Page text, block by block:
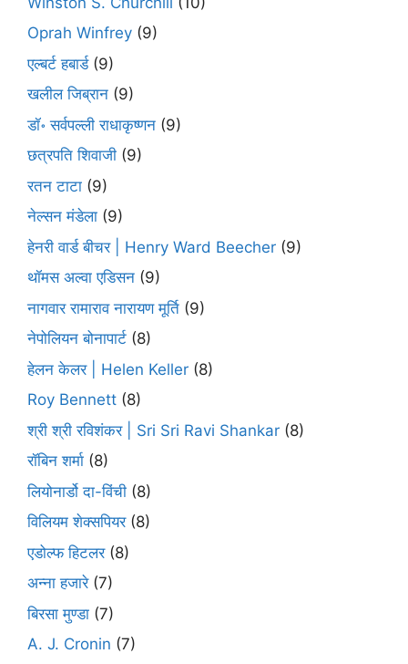
Oprah Winfrey (9)
एल्बर्ट हबार्ड(9)
खलील जिब्रान (9)
डॉ॰ सर्वपल्ली राधाकृष्णन (9)
छत्रपति शिवाजी (9)
रतन टाटा (9)
नेल्सन मंडेला (9)
हेनरी वार्ड बीचर | Henry Ward Beecher (9)
थॉमस अल्वा एडिसन (9)
नागवार रामाराव नारायण मूर्ति (9)
नेपोलियन बोनापार्ट (8)
हेलन केलर | Helen Keller (8)
Roy Bennett (8)
श्री श्री रविशंकर | Sri Sri Ravi Shankar (8)
रॉबिन शर्मा (8)
लियोनार्डो दा-विंची (8)
विलियम शेक्सपियर(8)
एडोल्फ हिटलर(8)
अन्ना हजारे(7)
बिरसा मुण्डा (7)
A. J. Cronin (7)